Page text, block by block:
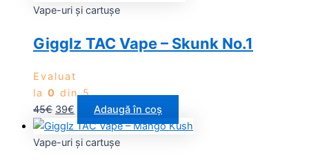
Vape-uri și cartușe
Gigglz TAC Vape – Skunk No.1
Evaluat
la 0 din 5
45€ 39€ Adaugă în coș
Vape-uri și cartușe